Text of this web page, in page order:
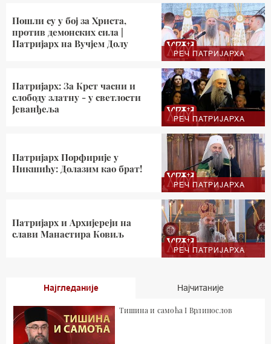
РЕЧ ПАТРИЈАРХА
Пошли су у бој за Христа,
против демонских сила |
Патријарх на Вучјем Долу
РЕЧ ПАТРИЈАРХА
Патријарх: За Крст часни и
слободу златну - у светлости
Јеванђеља
РЕЧ ПАТРИЈАРХА
Патријарх Порфирије у
Никшићу: Долазим као брат!
РЕЧ ПАТРИЈАРХА
Патријарх и Архијереји на
слави Манастира Ковиљ
Најгледаније Најчитаније
Тишина и самоћа I Врлинослов